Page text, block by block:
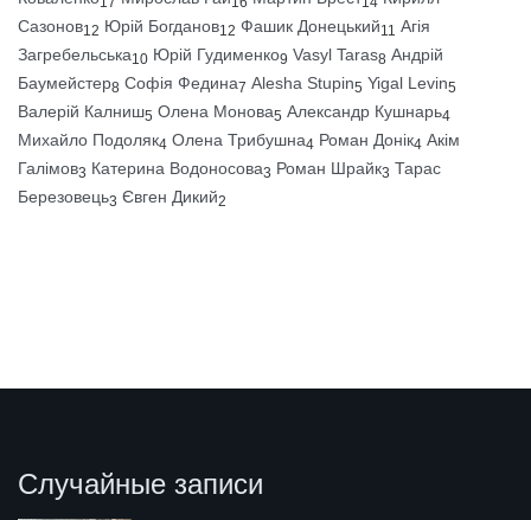
Сазонов12 Юрій Богданов12 Фашик Донецький11 Агія
Загребельська10 Юрій Гудименко9 Vasyl Taras8 Андрій
Баумейстер8 Софія Федина7 Alesha Stupin5 Yigal Levin5
Валерій Калниш5 Олена Монова5 Александр Кушнарь4
Михайло Подоляк4 Олена Трибушна4 Роман Донік4 Акім
Галімов3 Катерина Водоносова3 Роман Шрайк3 Тарас
Березовець3 Євген Дикий2
Случайные записи